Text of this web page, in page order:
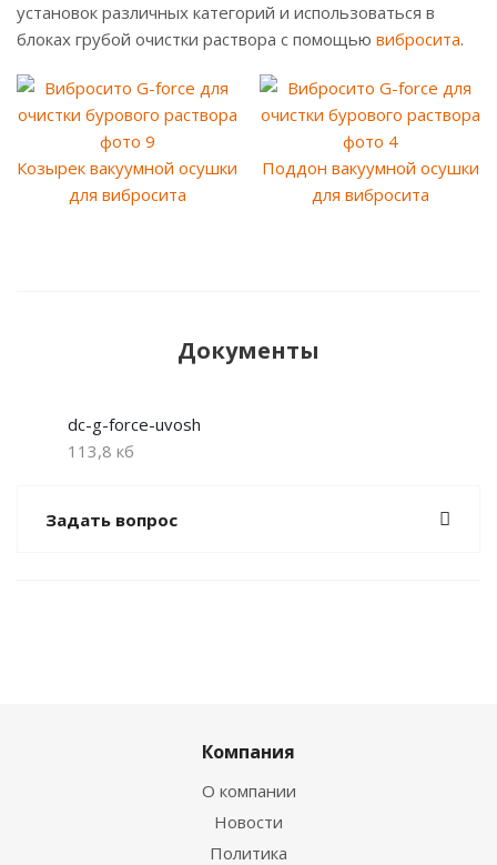
установок различных категорий и использоваться в
блоках грубой очистки раствора с помощью вибросита.
Козырек вакуумной осушки
для вибросита
Поддон вакуумной осушки
для вибросита
Документы
dc-g-force-uvosh
113,8 кб
Задать вопрос
Компания
О компании
Новости
Политика